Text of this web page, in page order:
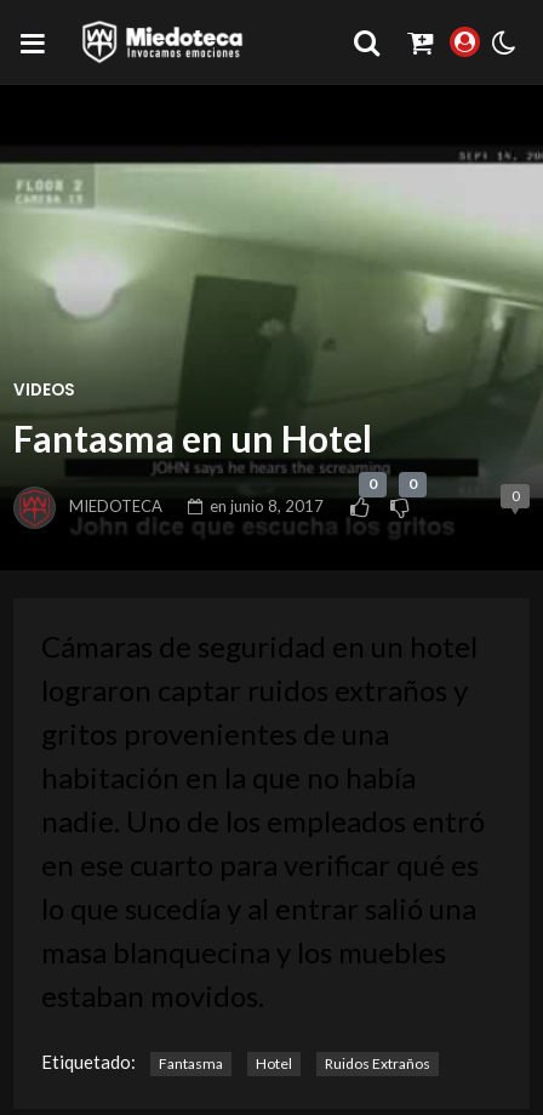
VIDEOS
Fantasma en un Hotel
MIEDOTECA en junio 8, 2017
0 0
0
Cámaras de seguridad en un hotel
lograron captar ruidos extraños y
gritos provenientes de una
habitación en la que no había
nadie. Uno de los empleados entró
en ese cuarto para verificar qué es
lo que sucedía y al entrar salió una
masa blanquecina y los muebles
estaban movidos.
Etiquetado: Fantasma Hotel Ruidos Extraños